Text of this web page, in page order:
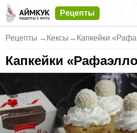
Рецепты
Рецепты → Кексы → Капкейки
Капкейки